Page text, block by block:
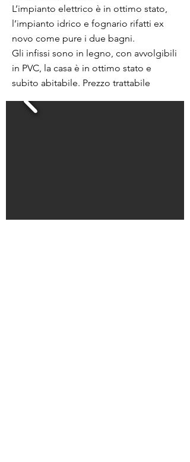
L’impianto elettrico è in ottimo stato,
l’impianto idrico e fognario rifatti ex
novo come pure i due bagni.
Gli infissi sono in legno, con avvolgibili
in PVC, la casa è in ottimo stato e
subito abitabile. Prezzo trattabile